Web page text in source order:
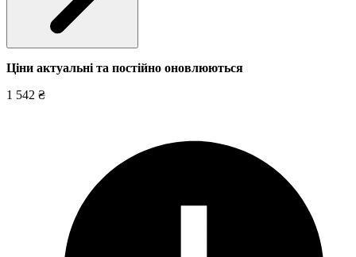
Ціни актуальні та постійно оновлюються
1 542 ₴